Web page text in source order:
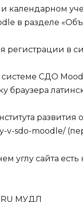
календарном
в разделе
регистрации в
СДО
браузера
v-sdo-moodle/
углу сайта есть